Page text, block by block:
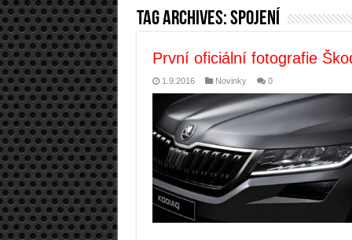
Tag Archives:spojení
První oficiální fotografie
1.9.2016 Novinky 0